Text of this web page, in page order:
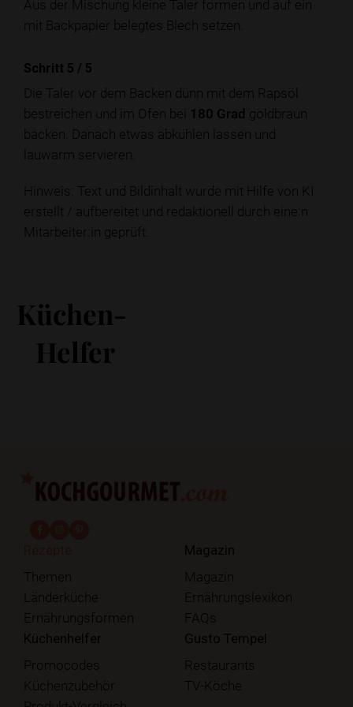
Aus der Mischung kleine Taler formen und auf ein
mit Backpapier belegtes Blech setzen.
Schritt 5 / 5
Die Taler vor dem Backen dünn mit dem Rapsöl
bestreichen und im Ofen bei 180 Grad goldbraun
backen. Danach etwas abkühlen lassen und
lauwarm servieren.
Hinweis: Text und Bildinhalt wurde mit Hilfe von KI
erstellt / aufbereitet und redaktionell durch eine:n
Mitarbeiter:in geprüft.
Küchen-
Helfer
Themen
Länderküche
Ernährungsformen
Magazin
Magazin
Ernährungslexikon
FAQs
Küchenhelfer
Promocodes
Küchenzubehör
Gusto Tempel
Restaurants
TV-Köche